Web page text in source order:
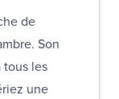
de
Son
tous les
une